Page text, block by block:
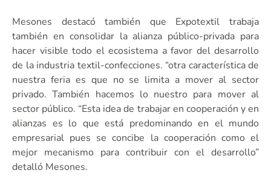
Mesones destacó también que Expotextil trabaja
también en consolidar la alianza público-privada para
hacer visible todo el ecosistema a favor del desarrollo
de la industria textil-confecciones. “otra característica de
nuestra feria es que no se limita a mover al sector
privado. También hacemos lo nuestro para mover al
sector público. “Esta idea de trabajar en cooperación y en
alianzas es lo que está predominando en el mundo
empresarial pues se concibe la cooperación como el
mejor mecanismo para contribuir con el desarrollo”
detalló Mesones.